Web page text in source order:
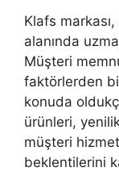
Klafs
alanında
Müşteri
faktörlerden
konuda
ürünleri,
müşteri
beklentilerini